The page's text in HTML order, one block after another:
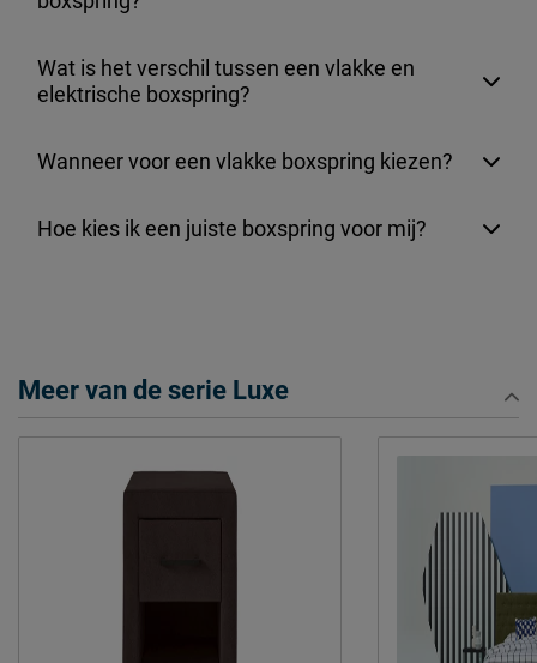
Wat is het verschil tussen een vlakke en
elektrische boxspring?
Wanneer voor een vlakke boxspring kiezen?
Hoe kies ik een juiste boxspring voor mij?
Meer van de serie Luxe